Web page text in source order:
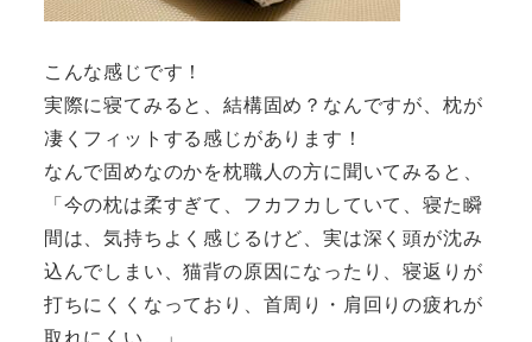
こんな感じです！
実際に寝てみると、結構固め？なんですが、枕が
凄くフィットする感じがあります！
なんで固めなのかを枕職人の方に聞いてみると、
「今の枕は柔すぎて、フカフカしていて、寝た瞬
間は、気持ちよく感じるけど、実は深く頭が沈み
込んでしまい、猫背の原因になったり、寝返りが
打ちにくくなっており、首周り・肩回りの疲れが
取れにくい。」